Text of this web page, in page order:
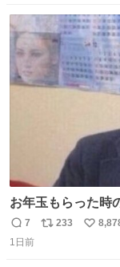
数
数
お年玉もらった
返
信
7
リ
233
い
1日前